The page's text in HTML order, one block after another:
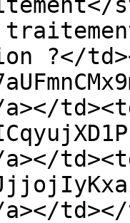
?</
a></
a></
a></